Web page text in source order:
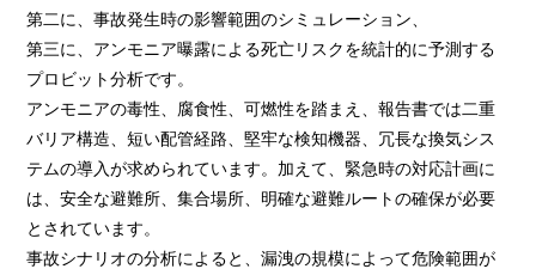
第二に、事故発生時の影響範囲のシミュレーション、
第三に、アンモニア曝露による死亡リスクを統計的に予測する
プロビット分析です。
アンモニアの毒性、腐食性、可燃性を踏まえ、報告書では二重
バリア構造、短い配管経路、堅牢な検知機器、冗長な換気シス
テムの導入が求められています。加えて、緊急時の対応計画に
は、安全な避難所、集合場所、明確な避難ルートの確保が必要
とされています。
事故シナリオの分析によると、漏洩の規模によって危険範囲が